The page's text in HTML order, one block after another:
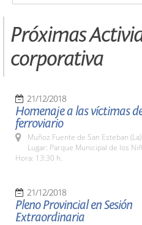
Próximas
corporativa
21/12/2018
Homenaje a las víctimas
ferroviario
Muñoz Fuente de San Esteban
Lugar: Parque Municipal de los
Hora: 13:30 h.
21/12/2018
Pleno Provincial en Sesión
Extraordinaria